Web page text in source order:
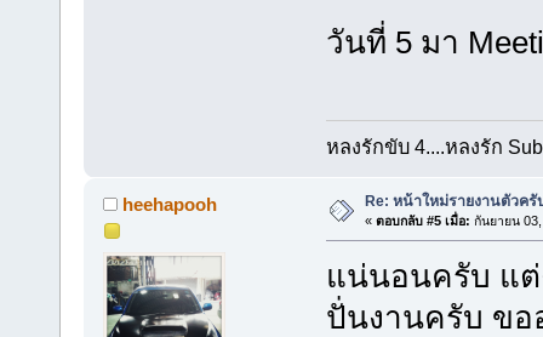
วันที่ 5 มา
หลงรักขับ 4....หลงรัก
heehapooh Re: หน้าใหม่รายงานตัวครั
« ตอบกลับ #5 เมื่อ: กันยายน
แน่นอนครับ แต่
ปั่นงานครับ ขอ